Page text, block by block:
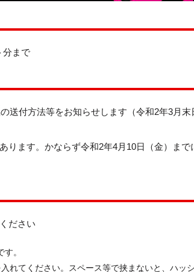
分まで
送付方法等をお知らせします（令和2年3月末
ます。かならず令和2年4月10日（金）まで
ださい
す。
れてください。スペース等で挟まないと、ハッシ